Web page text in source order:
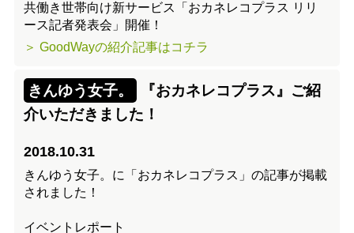
共働き世帯向け新サービス「おカネレコプラス リリ
ース記者発表会」開催！
＞ GoodWayの紹介記事はコチラ
きんゆう女子。
『おカネレコプラス』ご紹
介いただきました！
2018.10.31
きんゆう女子。に「おカネレコプラス」の記事が掲載
されました！
イベントレポート